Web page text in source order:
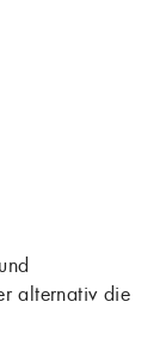
alternativ die